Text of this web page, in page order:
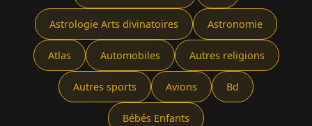
Astrologie Arts divinatoires Astronomie
Atlas Automobiles Autres religions
Autres sports Avions Bd
Bébés Enfants